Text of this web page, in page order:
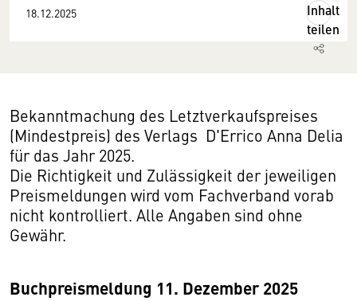
18.12.2025
Inhalt
teilen
Bekanntmachung des Letztverkaufspreises
(Mindestpreis) des Verlags D'Errico Anna Delia
für das Jahr 2025.
Die Richtigkeit und Zulässigkeit der jeweiligen
Preismeldungen wird vom Fachverband vorab
nicht kontrolliert. Alle Angaben sind ohne
Gewähr.
Buchpreismeldung 11. Dezember 2025